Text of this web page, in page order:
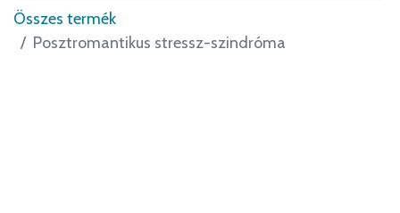
Összes termék
Posztromantikus stressz-szindróma